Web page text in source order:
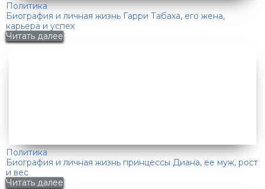
Политика
Биография и личная жизнь Гарри Табаха, его жена,
карьера и успех
Читать далее
Политика
Биография и личная жизнь принцессы Диана, ее муж, рост
и вес
Читать далее